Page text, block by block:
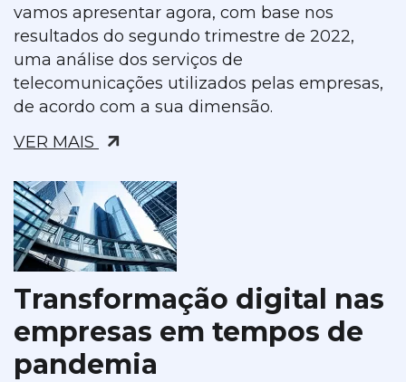
vamos apresentar agora, com base nos
resultados do segundo trimestre de 2022,
uma análise dos serviços de
telecomunicações utilizados pelas empresas,
de acordo com a sua dimensão.
VER MAIS
Transformação digital nas
empresas em tempos de
pandemia